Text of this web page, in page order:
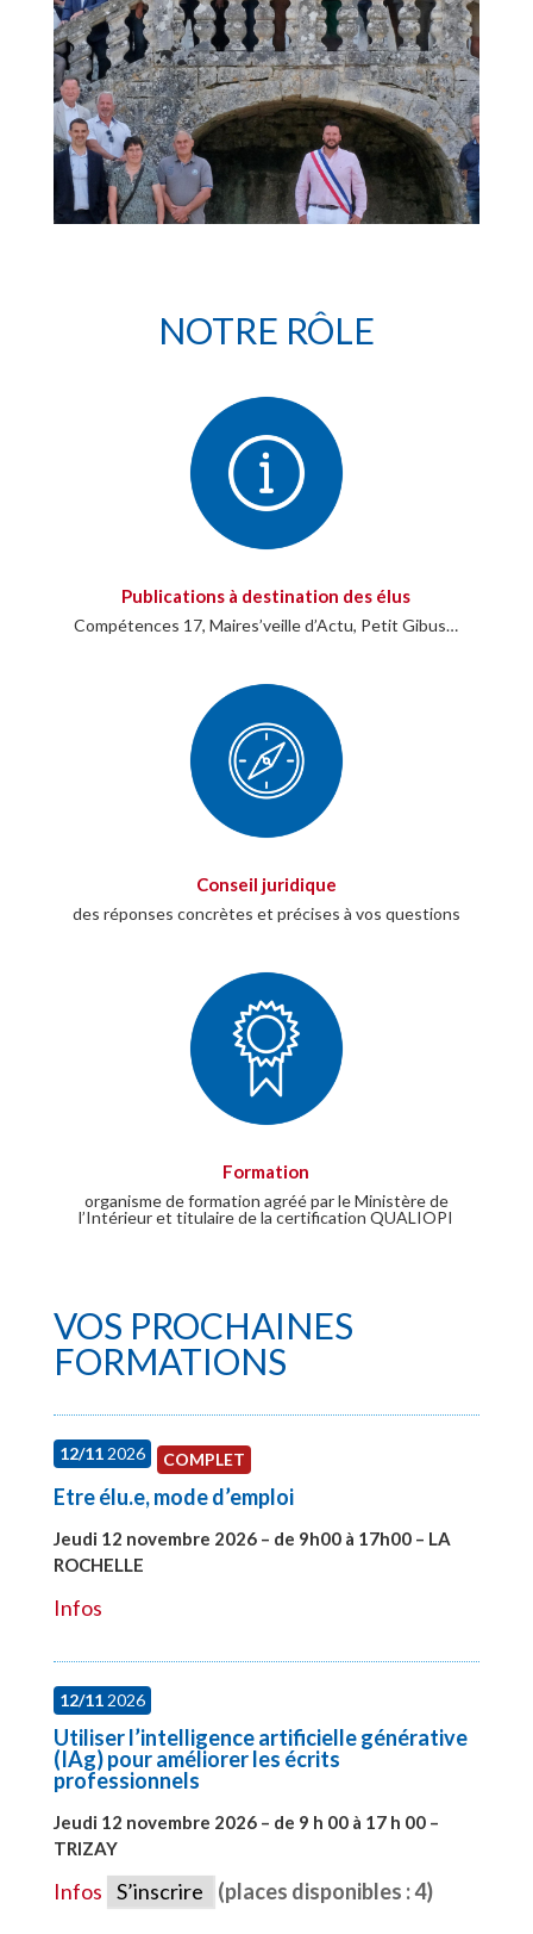
NOTRE RÔLE
Publications à destination des élus
Compétences 17, Maires’veille d’Actu, Petit Gibus…
Conseil juridique
des réponses concrètes et précises à vos questions
Formation
organisme de formation agréé par le Ministère de
l’Intérieur et titulaire de la certification QUALIOPI
VOS PROCHAINES
FORMATIONS
12/112026 COMPLET
Etre élu.e, mode d’emploi
Jeudi 12 novembre 2026 – de 9h00 à 17h00 – LA
ROCHELLE
Infos
12/112026
Utiliser l’intelligence artificielle générative
(IAg) pour améliorer les écrits
professionnels
Jeudi 12 novembre 2026 – de 9 h 00 à 17 h 00 –
TRIZAY
Infos S’inscrire (places disponibles : 4)